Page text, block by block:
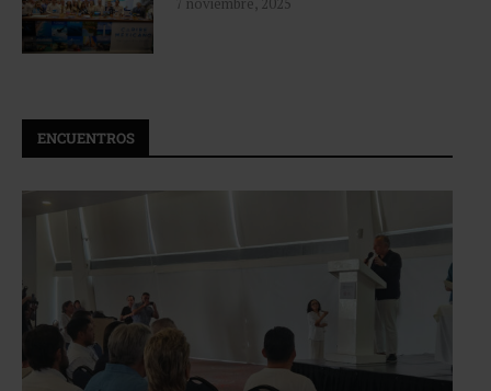
ENCUENTROS